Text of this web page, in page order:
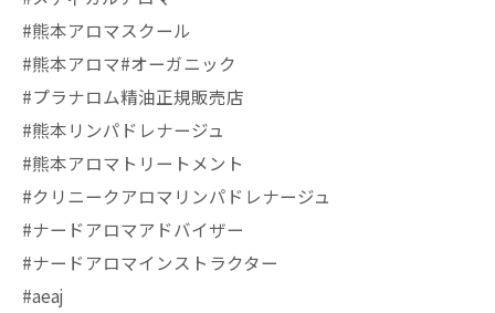
#熊本アロマスクール
#熊本アロマ#オーガニック
#プラナロム精油正規販売店
#熊本リンパドレナージュ
#熊本アロマトリートメント
#クリニークアロマリンパドレナージュ
#ナードアロマアドバイザー
#ナードアロマインストラクター
#aeaj